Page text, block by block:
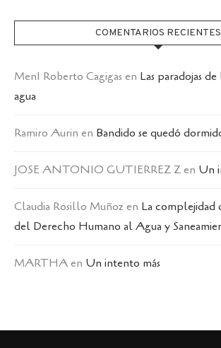
COMENTARIOS RECIENTES
MenI Roberto Cagigas en Las paradojas
agua
Ramiro Aurin en Bandido se quedó
JOSE ANTONIO GUTIERREZ Zen Un
Claudia Rosillo Muñoz en La complejidad
del Derecho Humano al Agua y
MARTHAen Un intento más